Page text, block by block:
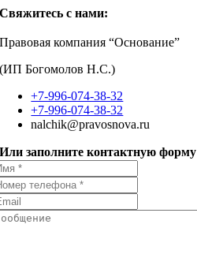
Свяжитесь с нами:
Правовая компания “Основание”
(ИП Богомолов Н.С.)
+7-996-074-38-32
+7-996-074-38-32
nalchik@pravosnova.ru
Или заполните контактную форму